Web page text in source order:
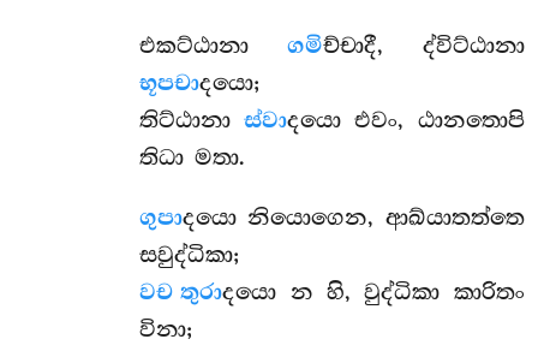
එකට්ඨානාගමිච්චාදී, ද්විට්ඨානා
භූපචාදයො;
තිට්ඨානාස්වාදයො එවං, ඨානතොපි
තිධා මතා.
ගුපාදයො නියොගෙන, ආඛ්යාතත්තෙ
සවුද්ධිකා;
වච තුරාදයො න හි, වුද්ධිකා කාරිතං
විනා;